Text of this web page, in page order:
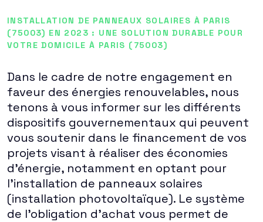
INSTALLATION DE PANNEAUX SOLAIRES À PARIS
(75003) EN 2023 : UNE SOLUTION DURABLE POUR
VOTRE DOMICILE À PARIS (75003)
Dans le cadre de notre engagement en
faveur des énergies renouvelables, nous
tenons à vous informer sur les différents
dispositifs gouvernementaux qui peuvent
vous soutenir dans le financement de vos
projets visant à réaliser des économies
d'énergie, notamment en optant pour
l'installation de panneaux solaires
(installation photovoltaïque). Le système
de l'obligation d'achat vous permet de